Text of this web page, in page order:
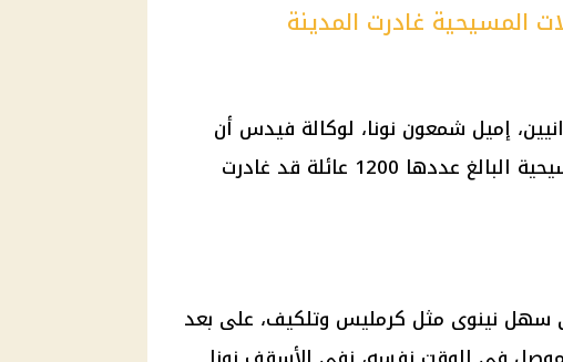
المسيحية غادرت المدينة
إميل شمعون نونا، لوكالة فيدس أن
الغالبية العظمى من العائلات المسيحية البالغ عددها 1200 عائلة قد غادرت
نينوى مثل كرمليس وتلكيف، على بعد